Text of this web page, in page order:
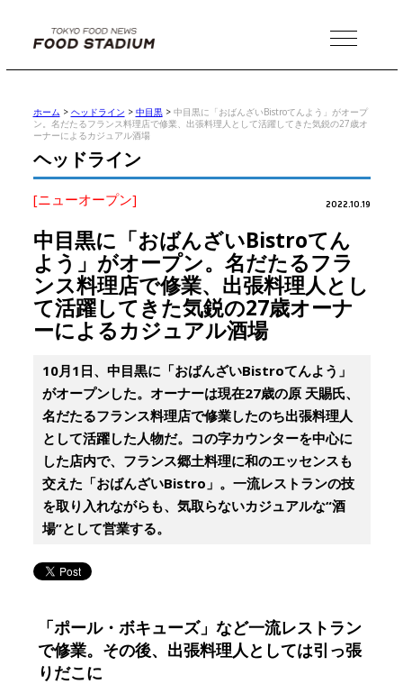
MENU
ホーム > ヘッドライン > 中目黒> 中目黒に「おばんざいBistroてんよう」がオープ
ン。名だたるフランス料理店で修業、出張料理人として活躍してきた気鋭の27歳オ
ーナーによるカジュアル酒場
ヘッドライン
[ニューオープン] 2022.10.19
中目黒に「おばんざいBistroてん
よう」がオープン。名だたるフラ
ンス料理店で修業、出張料理人とし
て活躍してきた気鋭の27歳オーナ
ーによるカジュアル酒場
10月1日、中目黒に「おばんざいBistroてんよう」
がオープンした。オーナーは現在27歳の原 天賜氏、
名だたるフランス料理店で修業したのち出張料理人
として活躍した人物だ。コの字カウンターを中心に
した店内で、フランス郷土料理に和のエッセンスも
交えた「おばんざいBistro」。一流レストランの技
を取り入れながらも、気取らないカジュアルな“酒
場”として営業する。
「ポール・ボキューズ」など一流レストラン
で修業。その後、出張料理人としては引っ張
りだこに